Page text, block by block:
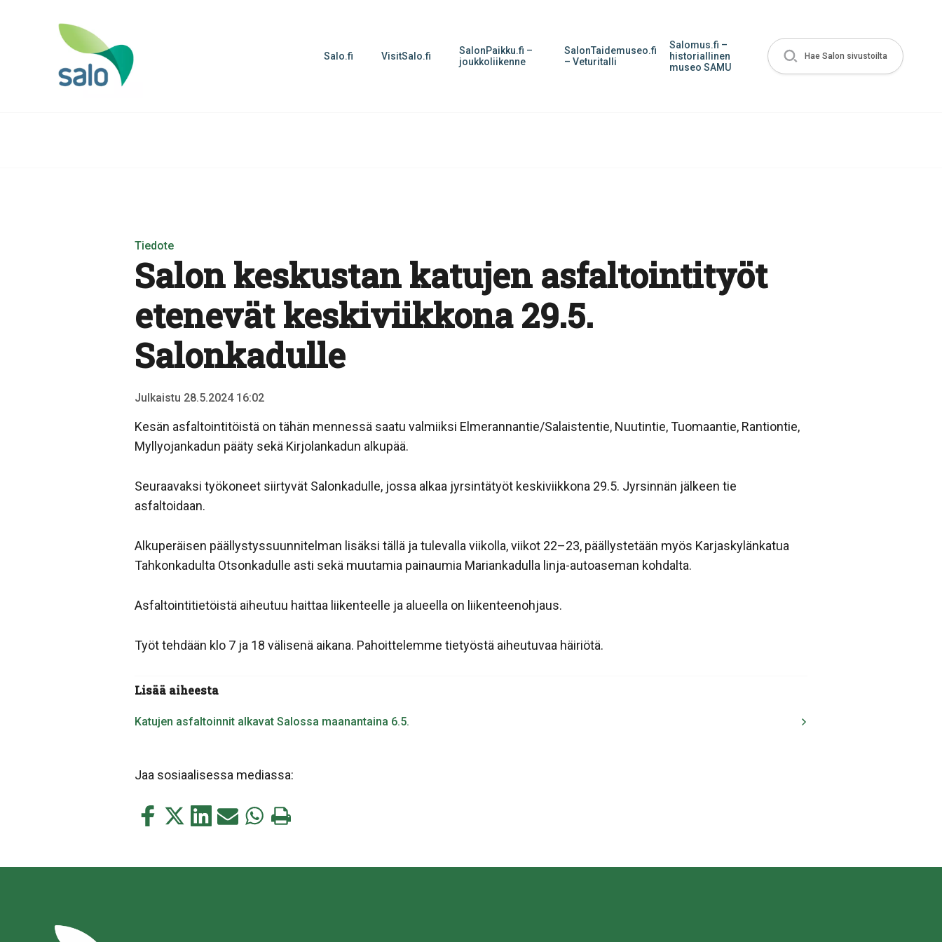
Salo.fi VisitSalo.fi
SalonPaikku.fi –
joukkoliikenne
SalonTaidemuseo.fi
– Veturitalli
Salomus.fi –
historiallinen
museo SAMU
Hae Salon sivustoilta
Tiedote
Salon keskustan katujen asfaltointityöt
etenevät keskiviikkona 29.5.
Salonkadulle
Julkaistu 28.5.2024 16:02
Kesän asfaltointitöistä on tähän mennessä saatu valmiiksi Elmerannantie/Salaistentie, Nuutintie, Tuomaantie, Rantiontie,
Myllyojankadun pääty sekä Kirjolankadun alkupää.
Seuraavaksi työkoneet siirtyvät Salonkadulle, jossa alkaa jyrsintätyöt keskiviikkona 29.5. Jyrsinnän jälkeen tie
asfaltoidaan.
Alkuperäisen päällystyssuunnitelman lisäksi tällä ja tulevalla viikolla, viikot 22–23, päällystetään myös Karjaskylänkatua
Tahkonkadulta Otsonkadulle asti sekä muutamia painaumia Mariankadulla linja-autoaseman kohdalta.
Asfaltointitietöistä aiheutuu haittaa liikenteelle ja alueella on liikenteenohjaus.
Työt tehdään klo 7 ja 18 välisenä aikana. Pahoittelemme tietyöstä aiheutuvaa häiriötä.
Lisää aiheesta
Katujen asfaltoinnit alkavat Salossa maanantaina 6.5.
Jaa sosiaalisessa mediassa:
Jaa
Jaa
Jaa Jaa Jaa Tulosta